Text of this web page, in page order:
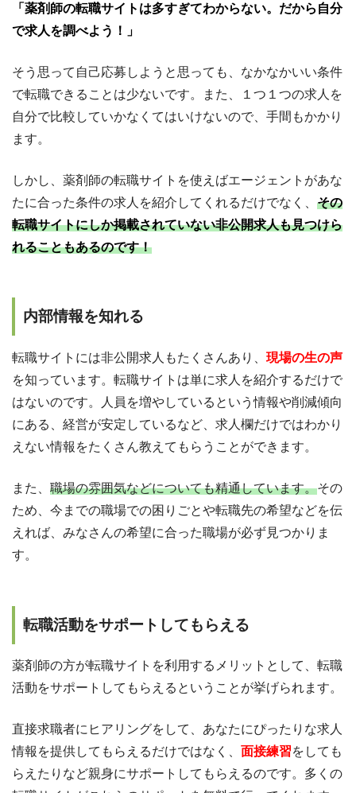
「薬剤師の転職サイトは多すぎてわからない。だから自分
で求人を調べよう！」
そう思って自己応募しようと思っても、なかなかいい条件
で転職できることは少ないです。また、１つ１つの求人を
自分で比較していかなくてはいけないので、手間もかかり
ます。
しかし、薬剤師の転職サイトを使えばエージェントがあな
たに合った条件の求人を紹介してくれるだけでなく、 その
転職サイトにしか掲載されていない非公開求人も見つけら
れることもあるのです！
内部情報を知れる
転職サイトには非公開求人もたくさんあり、 現場の生の声
を知っています。転職サイトは単に求人を紹介するだけで
はないのです。人員を増やしているという情報や削減傾向
にある、経営が安定しているなど、求人欄だけではわかり
えない情報をたくさん教えてもらうことができます。
また、 職場の雰囲気などについても精通しています。その
ため、今までの職場での困りごとや転職先の希望などを伝
えれば、みなさんの希望に合った職場が必ず見つかりま
す。
転職活動をサポートしてもらえる
薬剤師の方が転職サイトを利用するメリットとして、転職
活動をサポートしてもらえるということが挙げられます。
直接求職者にヒアリングをして、あなたにぴったりな求人
情報を提供してもらえるだけではなく、 面接練習をしても
らえたりなど親身にサポートしてもらえるのです。多くの